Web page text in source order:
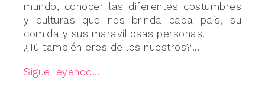
mundo, conocer las diferentes costumbres
y culturas que nos brinda cada país, su
comida y sus maravillosas personas.
¿Tú también eres de los nuestros?...
Sigue leyendo...